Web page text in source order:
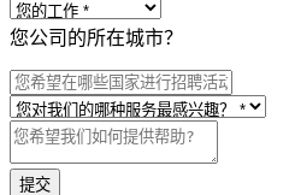
您公司的所在城市？
提交